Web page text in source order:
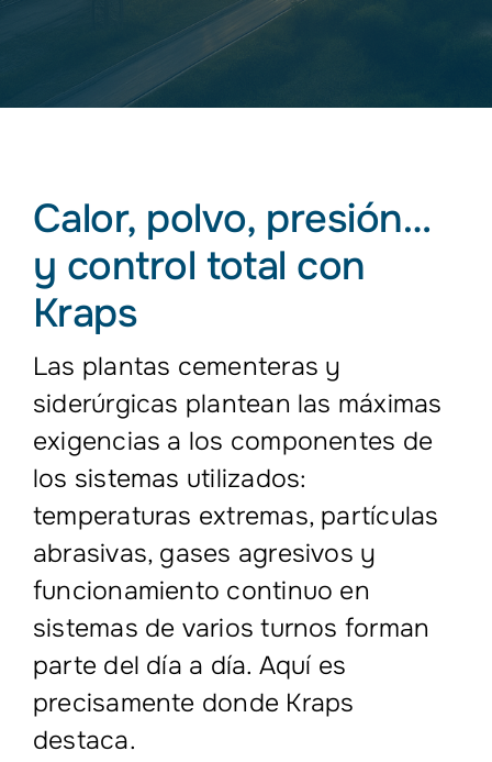
Calor, polvo, presión…
y control total con
Kraps
Las plantas cementeras y
siderúrgicas plantean las máximas
exigencias a los componentes de
los sistemas utilizados:
temperaturas extremas, partículas
abrasivas, gases agresivos y
funcionamiento continuo en
sistemas de varios turnos forman
parte del día a día. Aquí es
precisamente donde Kraps
destaca.